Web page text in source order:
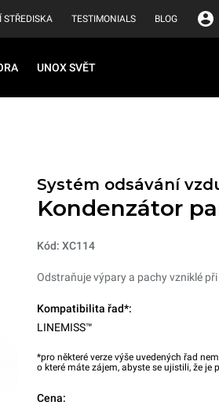
STŘEDISKA TESTIMONIALS BLOG
UNOX SVĚT
Systém odsávání
Kondenzátor
Kód: XC114
Odstraňuje výpary a pachy vzniklé
Kompatibilita řad*:
LINEMISS™
*pro některé verze výše uvedených řad
o které máte zájem, abyste se ujistili, že je
Cena: